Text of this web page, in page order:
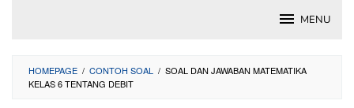
MENU
HOMEPAGE / CONTOH SOAL / SOAL DAN JAWABAN MATEMATIKA
KELAS 6 TENTANG DEBIT